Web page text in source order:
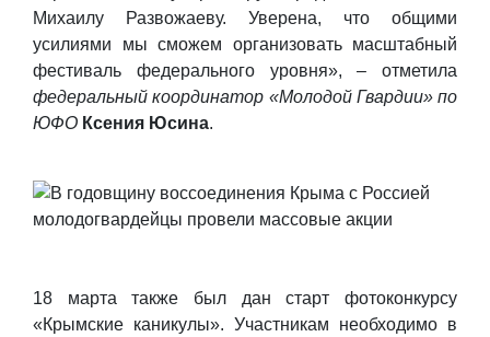
Михаилу Развожаеву. Уверена, что общими
усилиями мы сможем организовать масштабный
фестиваль федерального уровня», – отметила
федеральный координатор «Молодой Гвардии» по
ЮФО Ксения Юсина.
18 марта также был дан старт фотоконкурсу
«Крымские каникулы». Участникам необходимо в